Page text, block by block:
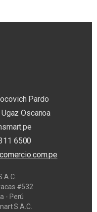
Pardo
Oscanoa
6500
#532
- Perú
S.A.C.